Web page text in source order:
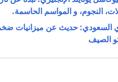
النجوم، و المواسم الحاسمة.
السعودي: حديث عن ميزانيات
الصيف